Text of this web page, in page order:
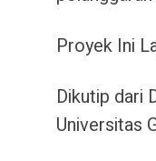
Proyek Ini
Dikutip dari
Universitas